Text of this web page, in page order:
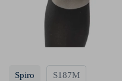
Spiro S187M